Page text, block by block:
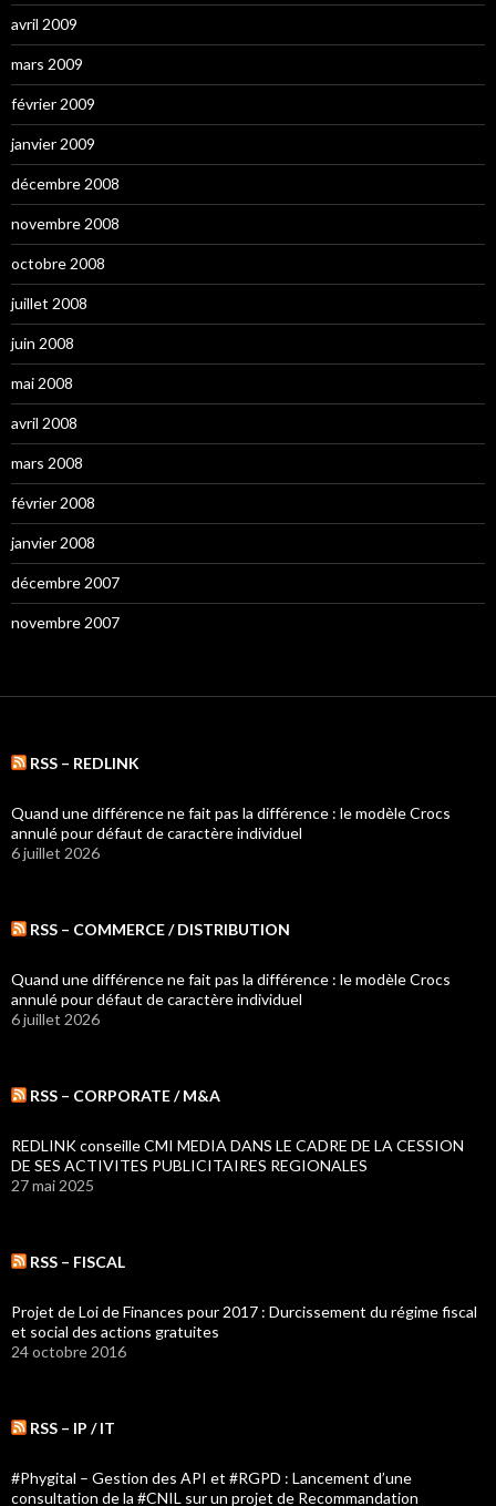
avril 2009
mars 2009
février 2009
janvier 2009
décembre 2008
novembre 2008
octobre 2008
juillet 2008
juin 2008
mai 2008
avril 2008
mars 2008
février 2008
janvier 2008
décembre 2007
novembre 2007
RSS – REDLINK
Quand une différence ne fait pas la différence : le modèle Crocs
annulé pour défaut de caractère individuel
6 juillet 2026
RSS – COMMERCE / DISTRIBUTION
Quand une différence ne fait pas la différence : le modèle Crocs
annulé pour défaut de caractère individuel
6 juillet 2026
RSS – CORPORATE / M&A
REDLINK conseille CMI MEDIA DANS LE CADRE DE LA CESSION
DE SES ACTIVITES PUBLICITAIRES REGIONALES
27 mai 2025
RSS – FISCAL
Projet de Loi de Finances pour 2017 : Durcissement du régime fiscal
et social des actions gratuites
24 octobre 2016
RSS – IP / IT
#Phygital – Gestion des API et #RGPD : Lancement d’une
consultation de la #CNIL sur un projet de Recommandation